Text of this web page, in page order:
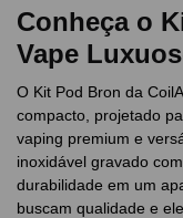
Conheça o
Vape
O Kit Pod Bron da
compacto, projetado
vaping premium e
inoxidável gravado
durabilidade em um
buscam qualidade e